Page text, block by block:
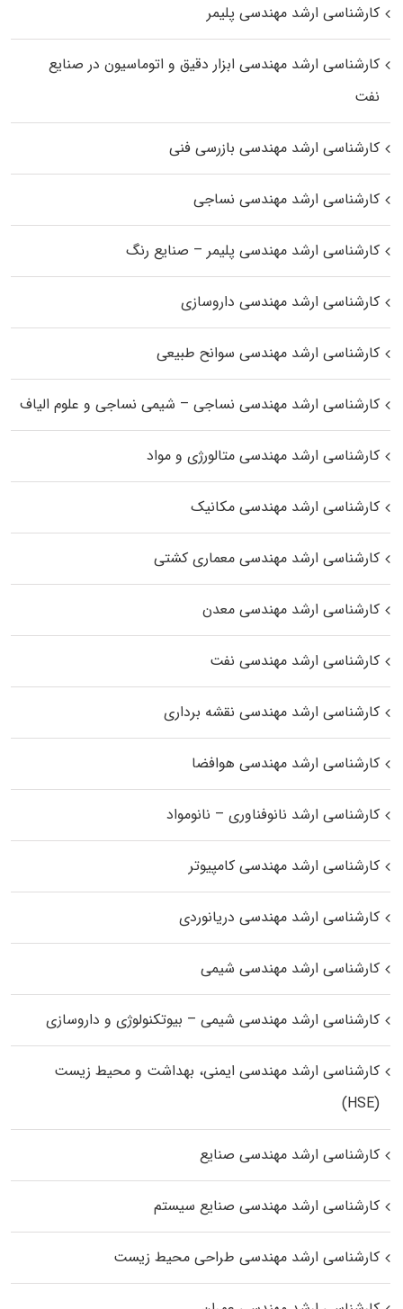
کارشناسی ارشد مهندسی پلیمر
کارشناسی ارشد مهندسی ابزار دقیق و اتوماسیون در صنایع
نفت
کارشناسی ارشد مهندسی بازرسی فنی
کارشناسی ارشد مهندسی نساجی
کارشناسی ارشد مهندسی پلیمر – صنایع رنگ
کارشناسی ارشد مهندسی داروسازی
کارشناسی ارشد مهندسی سوانح طبیعی
کارشناسی ارشد مهندسی نساجی – شیمی نساجی و علوم الیاف
کارشناسی ارشد مهندسی متالورژی و مواد
کارشناسی ارشد مهندسی مکانیک
کارشناسی ارشد مهندسی معماری کشتی
کارشناسی ارشد مهندسی معدن
کارشناسی ارشد مهندسی نفت
کارشناسی ارشد مهندسی نقشه برداری
کارشناسی ارشد مهندسی هوافضا
کارشناسی ارشد نانوفناوری – نانومواد
کارشناسی ارشد مهندسی کامپیوتر
کارشناسی ارشد مهندسی دریانوردی
کارشناسی ارشد مهندسی شیمی
کارشناسی ارشد مهندسی شیمی – بیوتکنولوژی و داروسازی
کارشناسی ارشد مهندسی ایمنی، بهداشت و محیط زیست
(HSE)
کارشناسی ارشد مهندسی صنایع
کارشناسی ارشد مهندسی صنایع سیستم
کارشناسی ارشد مهندسی طراحی محیط زیست